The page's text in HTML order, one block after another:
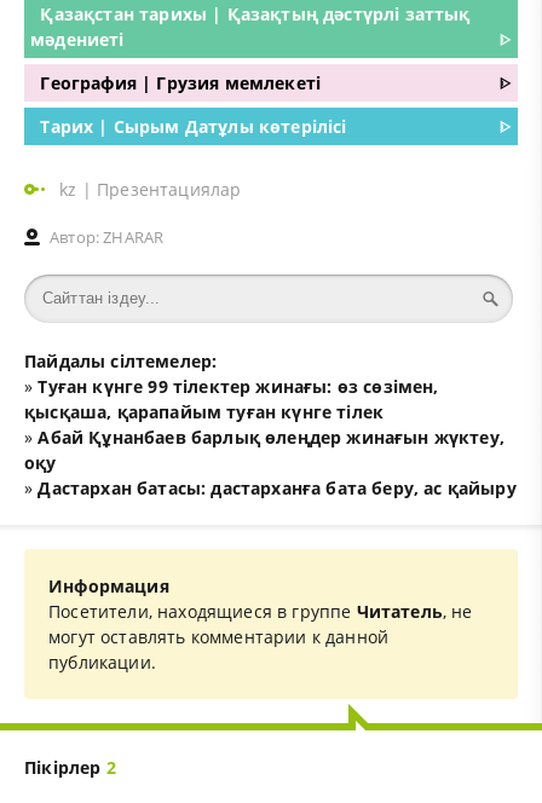
Қазақстан тарихы | Қазақтың дәстүрлі заттық
мәдениеті
ᐈ
География | Грузия мемлекеті
ᐈ
Тарих | Сырым Датұлы көтерілісі
ᐈ
kz | Презентациялар
Автор:ZHARAR
Пайдалы сілтемелер:
»Туған күнге 99 тілектер жинағы: өз сөзімен,
қысқаша, қарапайым туған күнге тілек
»Абай Құнанбаев барлық өлеңдер жинағын жүктеу,
оқу
»Дастархан батасы: дастарханға бата беру, ас қайыру
Информация
Посетители, находящиеся в группе Читатель, не
могут оставлять комментарии к данной
публикации.
Пікірлер 2